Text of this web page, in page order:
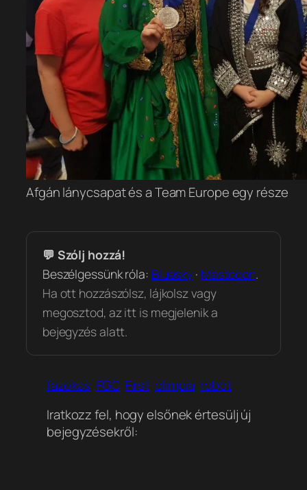
Afgán lánycsapat és a Team Europe egy része
💬 Szólj hozzá!
Beszélgessünk róla: Bluesky · Mastodon.
Ha ott hozzászólsz, lájkolsz vagy
megosztod, az itt is megjelenik a
bejegyzés alatt.
fazekas FGC First olimpia robot
Iratkozz fel, hogy elsőnek értesülj új
bejegyzésekről: